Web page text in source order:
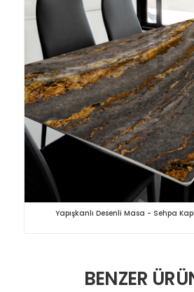
Yapışkanlı Desenli Masa - Sehpa
BENZER